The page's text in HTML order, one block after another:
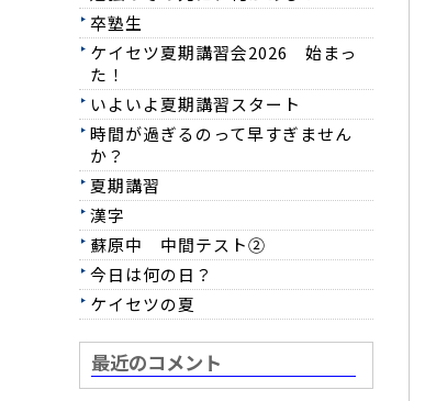
卒塾生
ケイセツ夏期講習会2026 始まっ
た！
いよいよ夏期講習スタート
時間が過ぎるのって早すぎません
か？
夏期講習
漢字
蘇原中 中間テスト②
今日は何の日？
ケイセツの夏
最近のコメント